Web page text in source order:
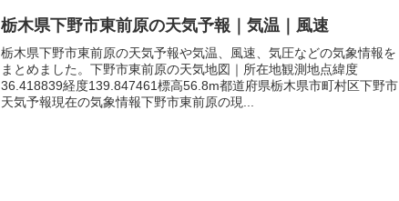
栃木県下野市東前原の天気予報｜気温｜風速
栃木県下野市東前原の天気予報や気温、風速、気圧などの気象情報を
まとめました。下野市東前原の天気地図｜所在地観測地点緯度
36.418839経度139.847461標高56.8m都道府県栃木県市町村区下野市
天気予報現在の気象情報下野市東前原の現...